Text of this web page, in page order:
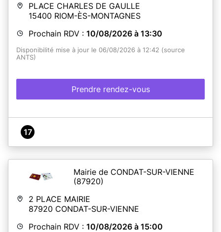
PLACE CHARLES DE GAULLE
15400 RIOM-ÈS-MONTAGNES
Prochain RDV : 10/08/2026 à 13:30
Disponibilité mise à jour le 06/08/2026 à 12:42 (source
ANTS)
Prendre rendez-vous
17
Mairie de CONDAT-SUR-VIENNE
(87920)
2 PLACE MAIRIE
87920 CONDAT-SUR-VIENNE
Prochain RDV : 10/08/2026 à 15:00